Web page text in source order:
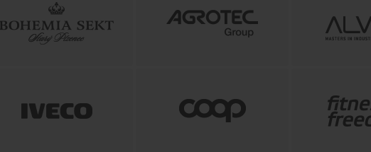
Obec Němčičky